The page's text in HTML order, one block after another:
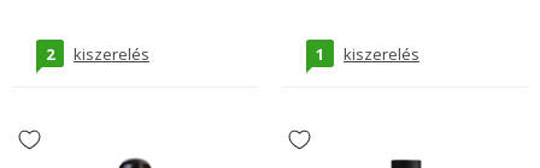
2 kiszerelés 1 kiszerelés